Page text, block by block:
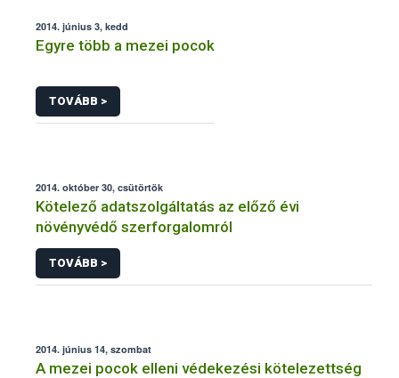
2014. június 3, kedd
Egyre több a mezei pocok
TOVÁBB >
2014. október 30, csütörtök
Kötelező adatszolgáltatás az előző évi
növényvédő szerforgalomról
TOVÁBB >
2014. június 14, szombat
A mezei pocok elleni védekezési kötelezettség